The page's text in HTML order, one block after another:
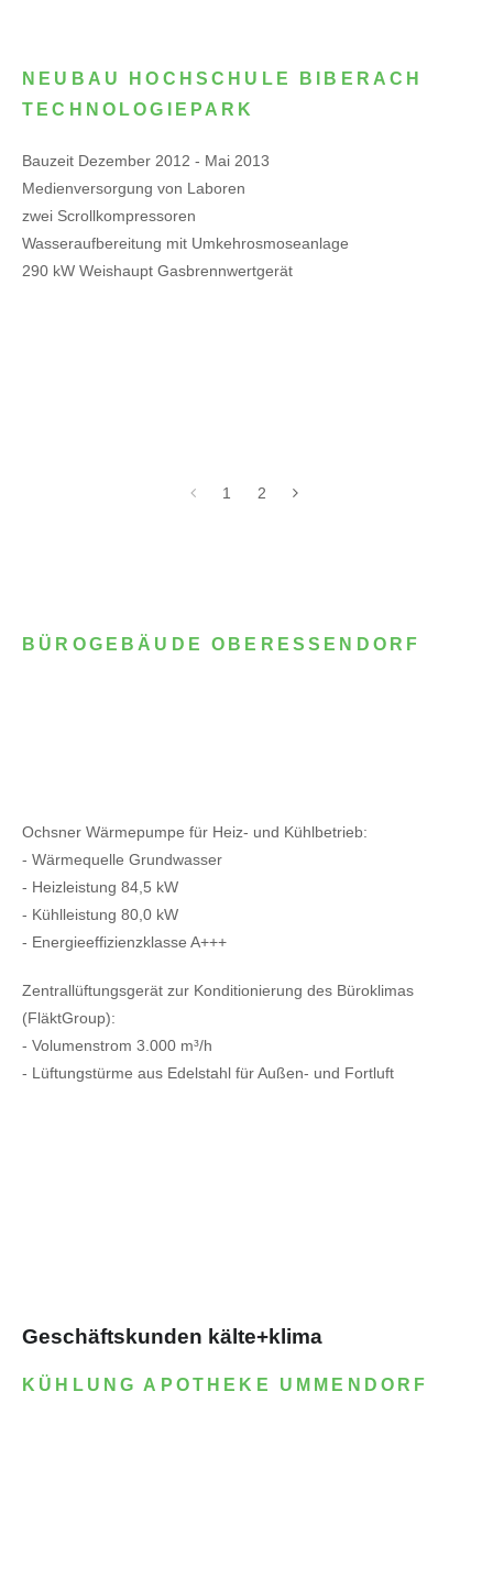
NEUBAU HOCHSCHULE BIBERACH
TECHNOLOGIEPARK
Bauzeit Dezember 2012 - Mai 2013
Medienversorgung von Laboren
zwei Scrollkompressoren
Wasseraufbereitung mit Umkehrosmoseanlage
290 kW Weishaupt Gasbrennwertgerät
1 2
BÜROGEBÄUDE OBERESSENDORF
Ochsner Wärmepumpe für Heiz- und Kühlbetrieb:
- Wärmequelle Grundwasser
- Heizleistung 84,5 kW
- Kühlleistung 80,0 kW
- Energieeffizienzklasse A+++
Zentrallüftungsgerät zur Konditionierung des Büroklimas
(FläktGroup):
- Volumenstrom 3.000 m³/h
- Lüftungstürme aus Edelstahl für Außen- und Fortluft
Geschäftskunden kälte+klima
KÜHLUNG APOTHEKE UMMENDORF